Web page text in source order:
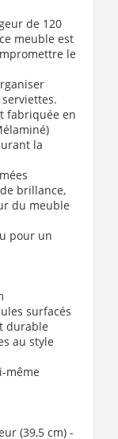
de 120
meuble est
le
fabriquée en
la
brillance,
du meuble
pour un
surfacés
durable
au style
même
(39,5 cm) -